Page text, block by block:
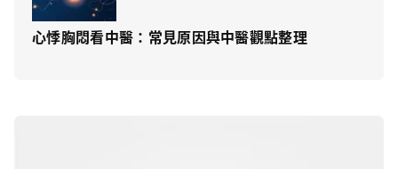
心悸胸悶看中醫：常見原因與中醫觀點整理